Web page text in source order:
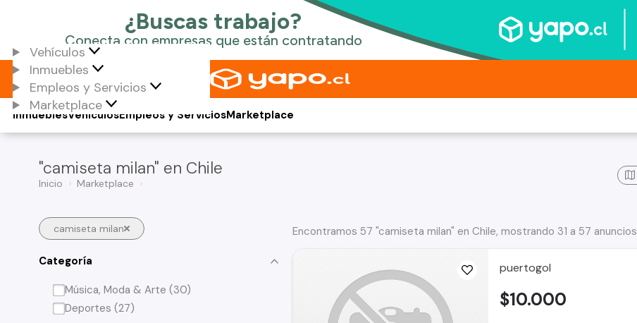
Vehículos
Inmuebles
Empleos y Servicios
Marketplace
Vehículos
Inmuebles Empleos y ServiciosMarketplace
"camiseta milan" en Chile
Inicio Marketplace
camiseta milan
Categoría
Música, Moda & Arte (30)
Deportes (27)
Encontramos 57 "camiseta milan" en Chile, mostrando 31 a 57 anuncios
puertogol
$10.000